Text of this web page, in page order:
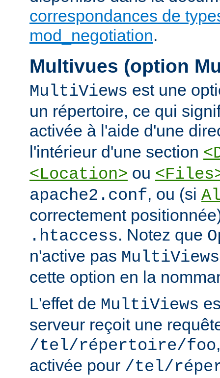
correspondances de
mod_negotiation.
Multivues (option
MultiViews est une
un répertoire, ce qui
activée à l'aide d'une
l'intérieur d'une section
<Location> ou
apache2.conf, ou (si
correctement
.htaccess. Notez que
n'active pas MultiViews
cette option en la
L'effet de MultiViews
serveur reçoit une
/tel/répertoire/foo
activée pour /tel/